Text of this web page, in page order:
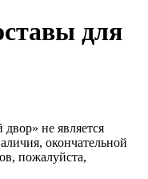
для
не является
окончательной
пожалуйста,